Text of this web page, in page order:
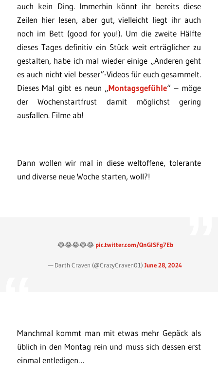
auch kein Ding. Immerhin könnt ihr bereits diese
Zeilen hier lesen, aber gut, vielleicht liegt ihr auch
noch im Bett (good for you!). Um die zweite Hälfte
dieses Tages definitiv ein Stück weit erträglicher zu
gestalten, habe ich mal wieder einige „Anderen geht
es auch nicht viel besser“-Videos für euch gesammelt.
Dieses Mal gibt es neun „Montagsgefühle“ – möge
der Wochenstartfrust damit möglichst gering
ausfallen. Filme ab!
Dann wollen wir mal in diese weltoffene, tolerante
und diverse neue Woche starten, woll?!
😂😂😂😂😂 pic.twitter.com/QnGlSFg7Eb
— Darth Craven (@CrazyCraven01)June 28, 2024
Manchmal kommt man mit etwas mehr Gepäck als
üblich in den Montag rein und muss sich dessen erst
einmal entledigen…